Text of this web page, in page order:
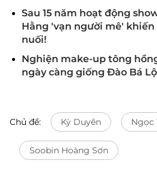
Sau 15 năm hoạt động
Hằng 'vạn người mê'
nuối!
Nghiện make-up tông
ngày càng giống Đào Bá
Chủ đề: Kỳ Duyên Ngọc
Soobin Hoàng Sơn